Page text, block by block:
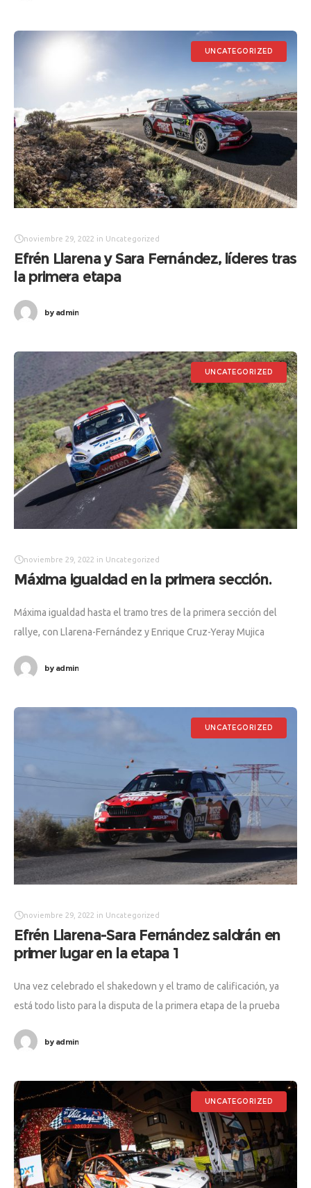
UNCATEGORIZED
noviembre 29, 2022 in Uncategorized
Efrén Llarena y Sara Fernández, líderes tras
la primera etapa
byadmin
UNCATEGORIZED
noviembre 29, 2022 in Uncategorized
Máxima igualdad en la primera sección.
Máxima igualdad hasta el tramo tres de la primera sección del
rallye, con Llarena-Fernández y Enrique Cruz-Yeray Mujica
byadmin
UNCATEGORIZED
noviembre 29, 2022 in Uncategorized
Efrén Llarena-Sara Fernández saldrán en
primer lugar en la etapa 1
Una vez celebrado el shakedown y el tramo de calificación, ya
está todo listo para la disputa de la primera etapa de la prueba
byadmin
UNCATEGORIZED